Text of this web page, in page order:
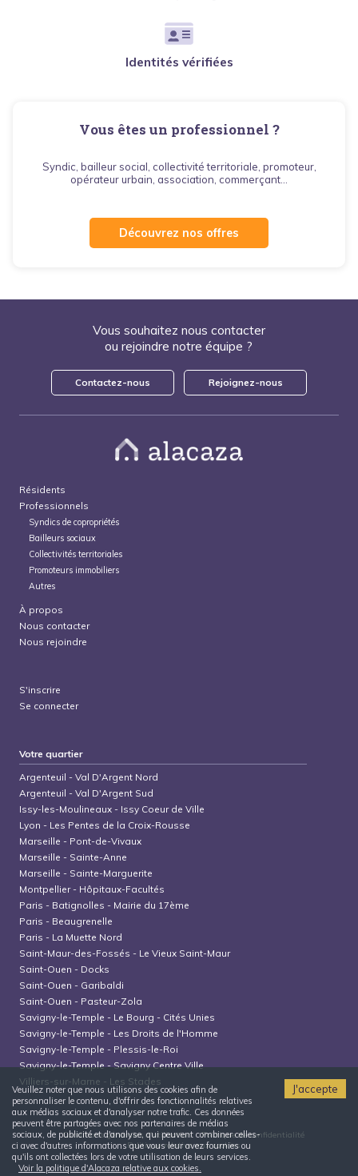
Identités vérifiées
Vous êtes un professionnel ?
Syndic, bailleur social, collectivité territoriale, promoteur,
opérateur urbain, association, commerçant...
Découvrez nos offres
Vous souhaitez nous contacter
ou rejoindre notre équipe ?
Contactez-nous Rejoignez-nous
Résidents
Professionnels
Syndics de copropriétés
Bailleurs sociaux
Collectivités territoriales
Promoteurs immobiliers
Autres
À propos
Nous contacter
Nous rejoindre
S'inscrire
Se connecter
Votre quartier
Argenteuil -Val D'Argent Nord
Argenteuil -Val D'Argent Sud
Issy-les-Moulineaux - Issy Coeur de Ville
Lyon - Les Pentes de la Croix-Rousse
Marseille - Pont-de-Vivaux
Marseille - Sainte-Anne
Marseille - Sainte-Marguerite
Montpellier- Hôpitaux-Facultés
Paris - Batignolles - Mairie du 17ème
Paris - Beaugrenelle
Paris - La Muette Nord
Saint-Maur-des-Fossés - Le Vieux Saint-Maur
Saint-Ouen - Docks
Saint-Ouen - Garibaldi
Saint-Ouen - Pasteur-Zola
Savigny-le-Temple - Le Bourg - Cités Unies
Savigny-le-Temple - Les Droits de l'Homme
Savigny-le-Temple - Plessis-le-Roi
Savigny-le-Temple-Savigny Centre Ville
Villiers-sur-Marne - Les Stades
Conditions générales d'utilisation
Politique de confidentialité
Politique relative aux cookies
Veuillez noter que nous utilisons des cookies afin de
personnaliser le contenu, d'offrir des fonctionnalités relatives
aux médias sociaux et d'analyser notre trafic. Ces données
peuvent être partagées avec nos partenaires de médias
sociaux, de publicité et d'analyse, qui peuvent combiner celles-
ci avec d'autres informations que vous leur avez fournies ou
qu'ils ont collectées lors de votre utilisation de leurs services.
Voir la politique d'Alacaza relative aux cookies.
J'accepte